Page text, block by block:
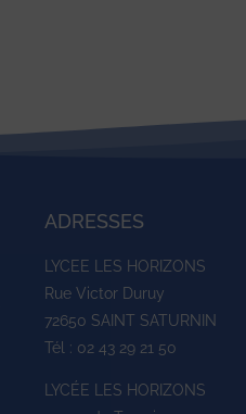
ADRESSES
LYCEE LES HORIZONS
Rue Victor Duruy
72650 SAINT SATURNIN
Tél : 02 43 29 21 50
LYCÉE LES HORIZONS